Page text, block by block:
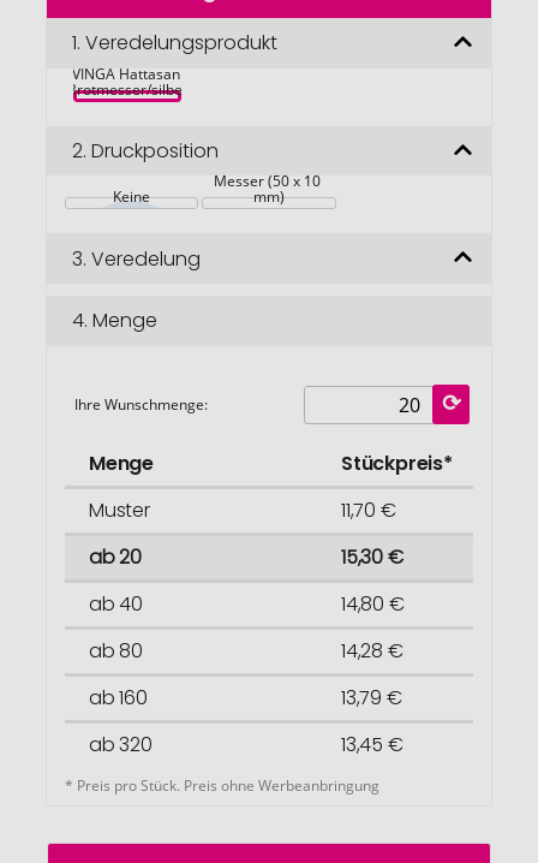
Bildgalerie
springen
1. Veredelungsprodukt
VINGA Hattasan
Brotmesser/silber
2. Druckposition
Keine
Messer (50 x 10
mm)
3. Veredelung
4. Menge
Ihre Wunschmenge:
Menge
Stückpreis*
Muster
11,70 €
ab 20
15,30 €
ab 40
14,80 €
ab 80
14,28 €
ab 160
13,79 €
ab 320
13,45 €
* Preis pro Stück. Preis ohne Werbeanbringung